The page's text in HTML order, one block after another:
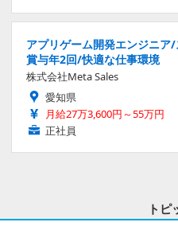
アプリゲーム開発エンジニ
賞与年2回/快適な仕事環境
株式会社Meta Sales
愛知県
月給27万3,600円～55万円
正社員
トピ